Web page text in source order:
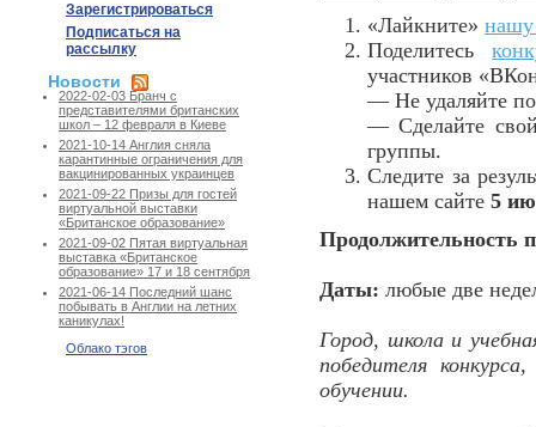
Зарегистрироваться
Подписаться на
рассылку
Новости
2022-02-03 Бранч с
представителями британских
школ – 12 февраля в Киеве
2021-10-14 Англия сняла
карантинные ограничения для
вакцинированных украинцев
2021-09-22 Призы для гостей
виртуальной выставки
«Британское образование»
2021-09-02 Пятая виртуальная
выставка «Британское
образование» 17 и 18 сентября
2021-06-14 Последний шанс
побывать в Англии на летних
каникулах!
Облако тэгов
«Лайкните» нашу
Поделитесь
участников
— Не удаляйте
— Сделайте
группы.
Следите за
нашем сайте 5
Продолжительность
Даты: любые две
Город, школа и
победителя
обучении.